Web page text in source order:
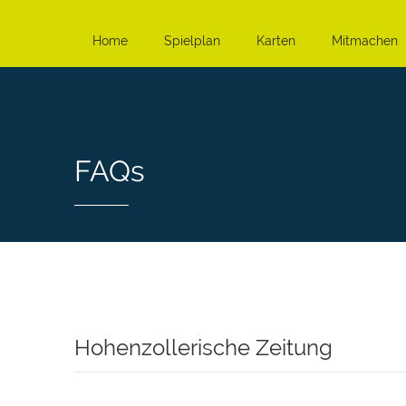
Home Spielplan Karten Mitmachen
FAQs
Hohenzollerische Zeitung